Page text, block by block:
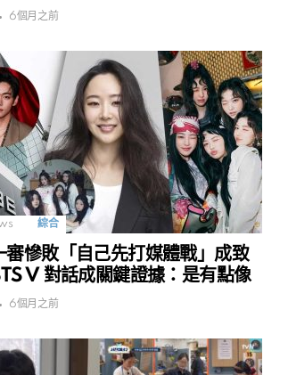
6個月之前
綜合
審慘敗「自己先打媒體戰」成致
V 對話成關鍵證據：是有點像
6個月之前